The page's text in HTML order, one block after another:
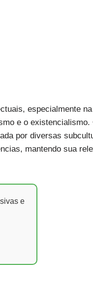
especialmente
e o existencialismo.
por diversas
mantendo sua
e